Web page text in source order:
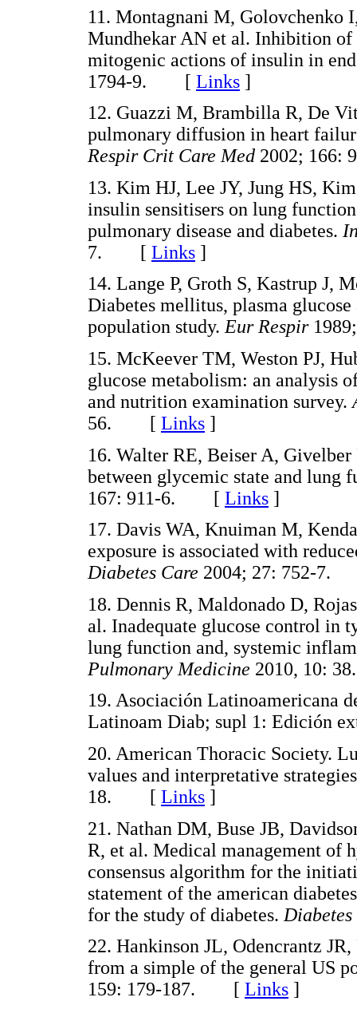
11. Montagnani M,
Mundhekar AN et al. Inhibition of
mitogenic actions of insulin in
1794-9. [ Links ]
12. Guazzi M, Brambilla R, De
pulmonary diffusion in heart
Respir Crit Care Med 2002;
13. Kim HJ, Lee JY, Jung HS,
insulin sensitisers on lung
pulmonary disease and diabetes.
7. [ Links ]
14. Lange P, Groth S, Kastrup J,
Diabetes mellitus, plasma
population study.Eur Respir
15. McKeever TM, Weston PJ,
glucose metabolism: an analysis
and nutrition examination survey.
56. [ Links ]
16. Walter RE, Beiser A,
between glycemic state and lung
167: 911-6. [ Links ]
17. Davis WA, Knuiman M,
exposure is associated with
Diabetes Care 2004; 27: 752-
18. Dennis R, Maldonado D,
al. Inadequate glucose control in
lung function and, systemic
Pulmonary Medicine 2010,
19. Asociación Latinoamericana
Latinoam Diab; supl 1:
20. American Thoracic Society.
values and interpretative
18. [ Links ]
21. Nathan DM, Buse JB,
R, et al. Medical management of
consensus algorithm for the
statement of the american
for the study of diabetes.
22. Hankinson JL, Odencrantz
from a simple of the general US
159: 179-187. [ Links ]